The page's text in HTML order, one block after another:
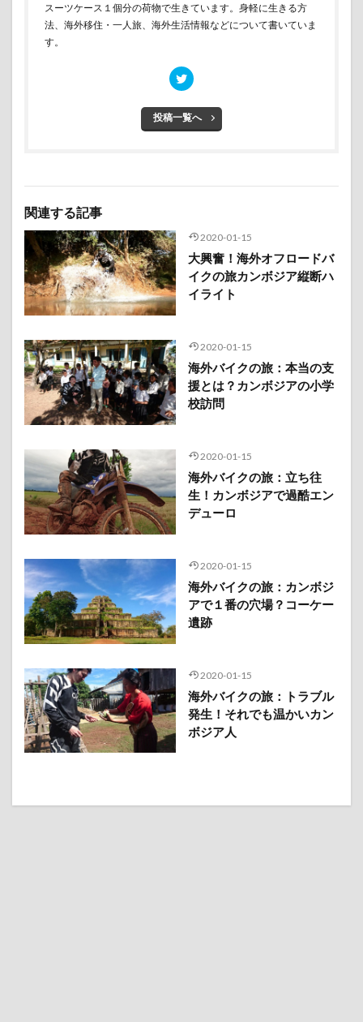
スーツケース１個分の荷物で生きています。身軽に生きる方
法、海外移住・一人旅、海外生活情報などについて書いていま
す。
投稿一覧へ
関連する記事
2020-01-15
大興奮！海外オフロードバ
イクの旅カンボジア縦断ハ
イライト
2020-01-15
海外バイクの旅：本当の支
援とは？カンボジアの小学
校訪問
2020-01-15
海外バイクの旅：立ち往
生！カンボジアで過酷エン
デューロ
2020-01-15
海外バイクの旅：カンボジ
アで１番の穴場？コーケー
遺跡
2020-01-15
海外バイクの旅：トラブル
発生！それでも温かいカン
ボジア人